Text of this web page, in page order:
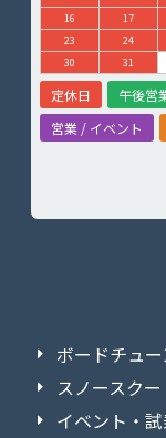
16
17
23
24
30
31
定休日 午後営
営業 / イベント
ボードチュ
スノースク
イベント・